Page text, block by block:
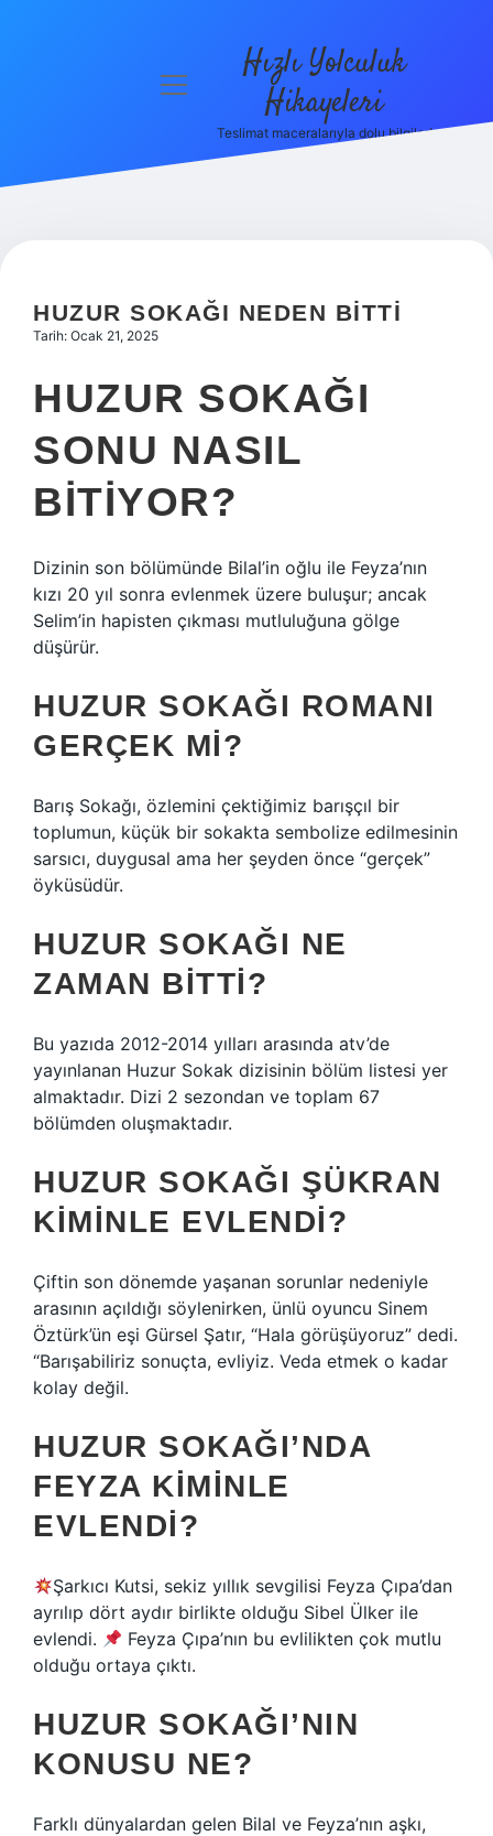
Hakkımızda
menüyü
Hızlı Yolculuk
Hikayeleri
Teslimat maceralarıyla dolu bilgiler!
HUZUR SOKAĞI NEDEN BITTI
Tarih: Ocak 21, 2025
HUZUR SOKAĞI
SONU NASIL
BITIYOR?
Dizinin son bölümünde Bilal’in oğlu ile Feyza’nın
kızı 20 yıl sonra evlenmek üzere buluşur; ancak
Selim’in hapisten çıkması mutluluğuna gölge
düşürür.
HUZUR SOKAĞI ROMANI
GERÇEK MI?
Barış Sokağı, özlemini çektiğimiz barışçıl bir
toplumun, küçük bir sokakta sembolize edilmesinin
sarsıcı, duygusal ama her şeyden önce “gerçek”
öyküsüdür.
HUZUR SOKAĞI NE
ZAMAN BITTI?
Bu yazıda 2012-2014 yılları arasında atv’de
yayınlanan Huzur Sokak dizisinin bölüm listesi yer
almaktadır. Dizi 2 sezondan ve toplam 67
bölümden oluşmaktadır.
HUZUR SOKAĞI ŞÜKRAN
KIMINLE EVLENDI?
Çiftin son dönemde yaşanan sorunlar nedeniyle
arasının açıldığı söylenirken, ünlü oyuncu Sinem
Öztürk’ün eşi Gürsel Şatır, “Hala görüşüyoruz” dedi.
“Barışabiliriz sonuçta, evliyiz. Veda etmek o kadar
kolay değil.
HUZUR SOKAĞI’NDA
FEYZA KIMINLE
EVLENDI?
Şarkıcı Kutsi, sekiz yıllık sevgilisi Feyza Çıpa’dan
ayrılıp dört aydır birlikte olduğu Sibel Ülker ile
evlendi.
Feyza Çıpa’nın bu evlilikten çok mutlu
olduğu ortaya çıktı.
HUZUR SOKAĞI’NIN
KONUSU NE?
Farklı dünyalardan gelen Bilal ve Feyza’nın aşkı,